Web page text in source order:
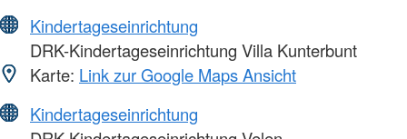
Kindertageseinrichtung
DRK-Kindertageseinrichtung Villa Kunterbunt
Karte: Link zur Google Maps Ansicht
Kindertageseinrichtung